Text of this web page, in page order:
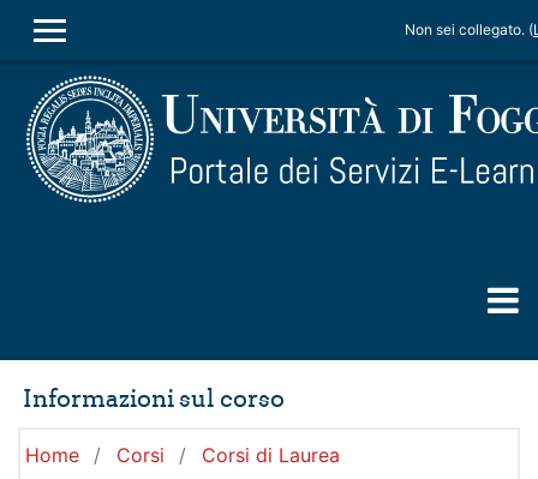
PANNELLO LATERALE
Non sei collegato. (
Informazioni sul corso
Home Corsi
Corsi di Laurea